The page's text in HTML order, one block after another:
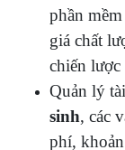
phần
giá chất
chiến
Quản lý
sinh, các
phí,